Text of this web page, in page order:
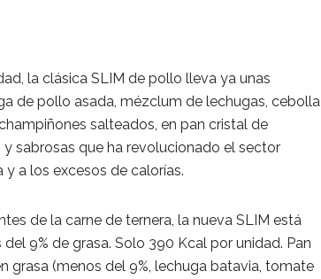
la clásica SLIM de pollo lleva ya unas
de pollo asada, mézclum de lechugas, cebolla
salteados, en pan cristal de
sabrosas que ha revolucionado el sector
a los excesos de calorías.
de la carne de ternera, la nueva SLIM está
9% de grasa. Solo 390 Kcal por unidad. Pan
grasa (menos del 9%, lechuga batavia, tomate